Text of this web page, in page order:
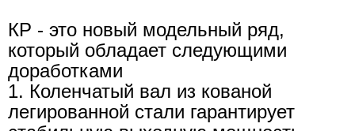
КР - это новый модельный ряд,
который обладает следующими
доработками
1. Коленчатый вал из кованой
легированной стали гарантирует